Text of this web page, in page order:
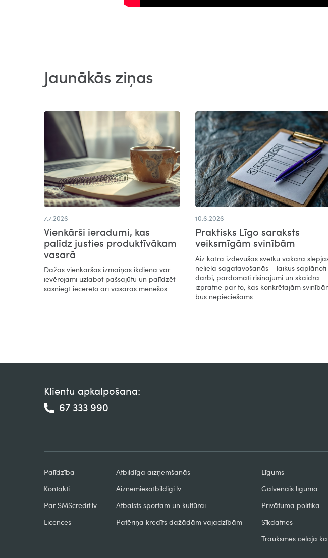
Jaunākās ziņas
7.7.2026
Vienkārši ieradumi, kas
palīdz justies produktīvākam
vasarā​
Dažas vienkāršas izmaiņas ikdienā var
ievērojami uzlabot pašsajūtu un palīdzēt
sasniegt iecerēto arī vasaras mēnešos.
10.6.2026
Praktisks Līgo saraksts
veiksmīgām svinībām
Aiz katra izdevušās svētku vakara
neliela sagatavošanās – laikus saplānoti
darbi, pārdomāti risinājumi un skaidra
izpratne par to, kas konkrētajām
būs nepieciešams.
Klientu apkalpošana:
67 333 990
Palīdzība
Kontakti
Par SMScredit.lv
Licences
Atbildīga aizņemšanās
Aiznemiesatbildigi.lv
Atbalsts sportam un kultūrai
Patēriņa kredīts dažādām vajadzībām
Līgums
Galvenais līgumā
Privātuma politika
Sīkdatnes
Trauksmes cēlāja